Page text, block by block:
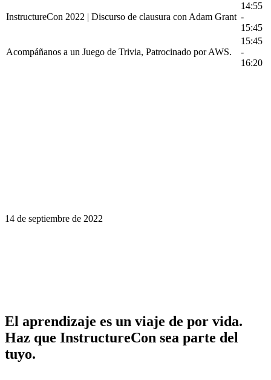
InstructureCon 2022 | Discurso de clausura con Adam Grant
14:55
-
15:45
Acompáñanos a un Juego de Trivia, Patrocinado por AWS.
15:45
-
16:20
14 de septiembre de 2022
El aprendizaje es un viaje de por vida.
Haz que InstructureCon sea parte del
tuyo.